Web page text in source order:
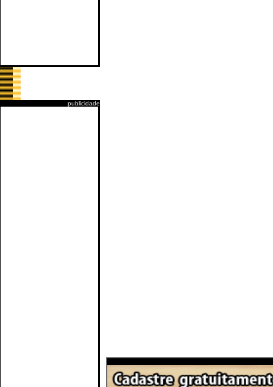
publicidade